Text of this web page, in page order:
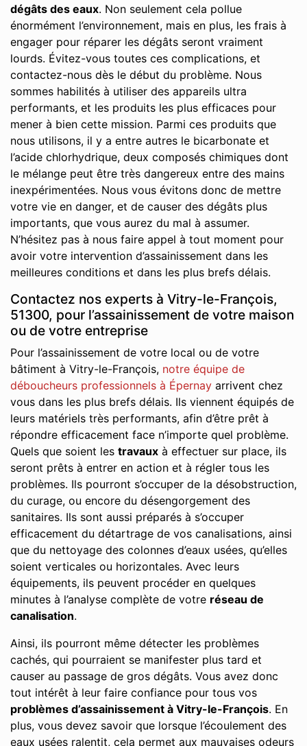
dégâts des eaux. Non seulement cela pollue
énormément l’environnement, mais en plus, les frais à
engager pour réparer les dégâts seront vraiment
lourds. Évitez-vous toutes ces complications, et
contactez-nous dès le début du problème. Nous
sommes habilités à utiliser des appareils ultra
performants, et les produits les plus efficaces pour
mener à bien cette mission. Parmi ces produits que
nous utilisons, il y a entre autres le bicarbonate et
l’acide chlorhydrique, deux composés chimiques dont
le mélange peut être très dangereux entre des mains
inexpérimentées. Nous vous évitons donc de mettre
votre vie en danger, et de causer des dégâts plus
importants, que vous aurez du mal à assumer.
N’hésitez pas à nous faire appel à tout moment pour
avoir votre intervention d’assainissement dans les
meilleures conditions et dans les plus brefs délais.
Contactez nos experts à Vitry-le-François,
51300, pour l’assainissement de votre maison
ou de votre entreprise
Pour l’assainissement de votre local ou de votre
bâtiment à Vitry-le-François, notre équipe de
déboucheurs professionnels à Épernay arrivent chez
vous dans les plus brefs délais. Ils viennent équipés de
leurs matériels très performants, afin d’être prêt à
répondre efficacement face n’importe quel problème.
Quels que soient les travaux à effectuer sur place, ils
seront prêts à entrer en action et à régler tous les
problèmes. Ils pourront s’occuper de la désobstruction,
du curage, ou encore du désengorgement des
sanitaires. Ils sont aussi préparés à s’occuper
efficacement du détartrage de vos canalisations, ainsi
que du nettoyage des colonnes d’eaux usées, qu’elles
soient verticales ou horizontales. Avec leurs
équipements, ils peuvent procéder en quelques
minutes à l’analyse complète de votre réseau de
canalisation.
Ainsi, ils pourront même détecter les problèmes
cachés, qui pourraient se manifester plus tard et
causer au passage de gros dégâts. Vous avez donc
tout intérêt à leur faire confiance pour tous vos
problèmes d’assainissement à Vitry-le-François. En
plus, vous devez savoir que lorsque l’écoulement des
eaux usées ralentit, cela permet aux mauvaises odeurs